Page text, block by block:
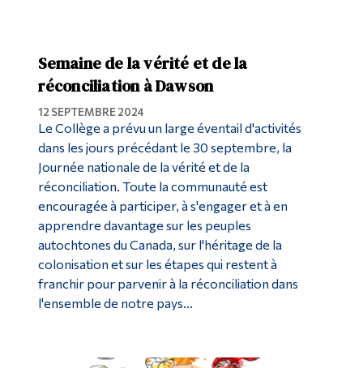
Semaine de la vérité et de la
réconciliation à Dawson
12 SEPTEMBRE 2024
Le Collège a prévu un large éventail d'activités
dans les jours précédant le 30 septembre, la
Journée nationale de la vérité et de la
réconciliation. Toute la communauté est
encouragée à participer, à s'engager et à en
apprendre davantage sur les peuples
autochtones du Canada, sur l'héritage de la
colonisation et sur les étapes qui restent à
franchir pour parvenir à la réconciliation dans
l'ensemble de notre pays...